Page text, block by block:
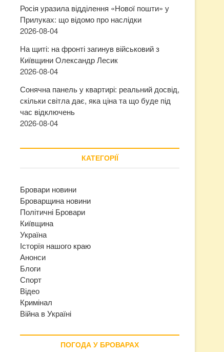
Росія уразила відділення «Нової пошти» у
Прилуках: що відомо про наслідки
2026-08-04
На щиті: на фронті загинув військовий з
Київщини Олександр Лесик
2026-08-04
Сонячна панель у квартирі: реальний досвід,
скільки світла дає, яка ціна та що буде під
час відключень
2026-08-04
КАТЕГОРІЇ
Бровари новини
Броварщина новини
Політичні Бровари
Київщина
Україна
Історїя нашого краю
Анонси
Блоги
Спорт
Відео
Кримінал
Війна в Україні
ПОГОДА У БРОВАРАХ